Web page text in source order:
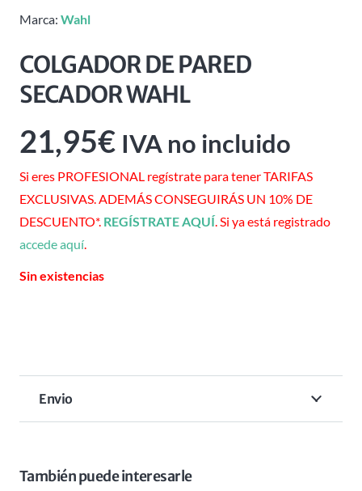
Marca: Wahl
COLGADOR DE PARED
SECADOR WAHL
21,95€ IVA no incluido
Si eres PROFESIONAL regístrate para tener TARIFAS
EXCLUSIVAS. ADEMÁS CONSEGUIRÁS UN 10% DE
DESCUENTO*. REGÍSTRATE AQUÍ. Si ya está registrado
accede aquí
Sin existencias
Envio
También puede interesarle